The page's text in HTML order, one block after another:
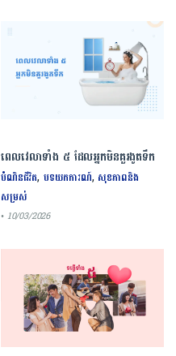
ពេលវេលាទាំង ៥ ដែលអ្នកមិនគួរងូតទឹក​
ព្រោះអាចមានផលប៉ះពាល់ដល់សុខភាព
បំណិនជីវិត, បទយកការណ៍, សុខភាពនិង
សម្រស់
• 10/03/2026